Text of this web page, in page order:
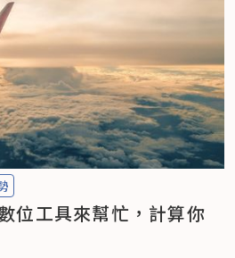
工具來幫忙，計算你